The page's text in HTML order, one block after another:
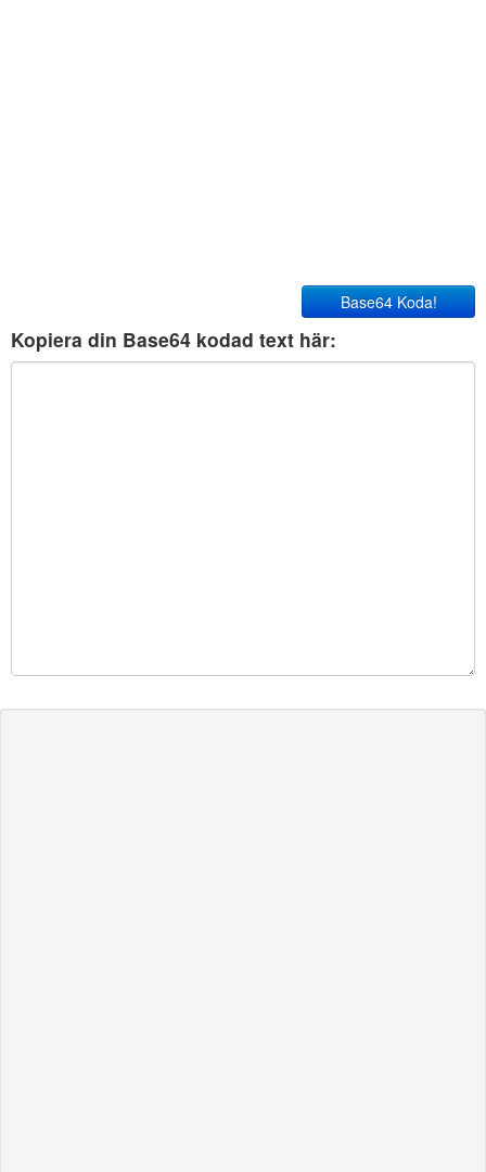
Base64 Koda!
Kopiera din Base64 kodad text här: